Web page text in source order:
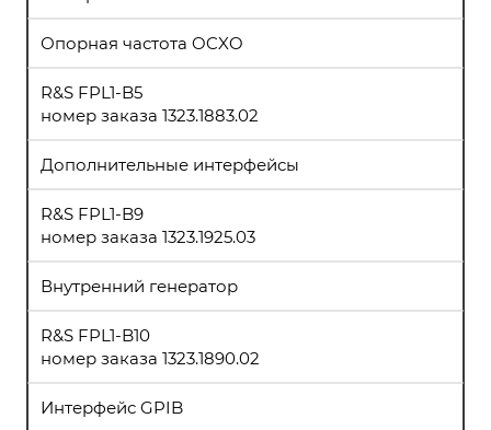
Опорная частота OCXO
R&S FPL1-B5
номер заказа 1323.1883.02
Дополнительные интерфейсы
R&S FPL1-B9
номер заказа 1323.1925.03
Внутренний генератор
R&S FPL1-B10
номер заказа 1323.1890.02
Интерфейс GPIB